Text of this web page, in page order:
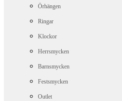
Örhängen
Ringar
Klockor
Herrsmycken
Barnsmycken
Festsmycken
Outlet